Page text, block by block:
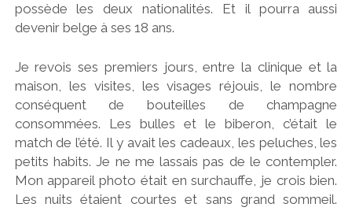
possède les deux nationalités. Et il pourra aussi
devenir belge à ses 18 ans.
Je revois ses premiers jours, entre la clinique et la
maison, les visites, les visages réjouis, le nombre
conséquent de bouteilles de champagne
consommées. Les bulles et le biberon, c’était le
match de l’été. Il y avait les cadeaux, les peluches, les
petits habits. Je ne me lassais pas de le contempler.
Mon appareil photo était en surchauffe, je crois bien.
Les nuits étaient courtes et sans grand sommeil.